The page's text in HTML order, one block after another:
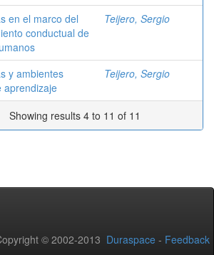
en el marco del
conductual de
Teijero, Sergio
y ambientes
aprendizaje
Teijero, Sergio
Showing results 4 to 11 of 11
© 2002-2013 Duraspace - Feedback